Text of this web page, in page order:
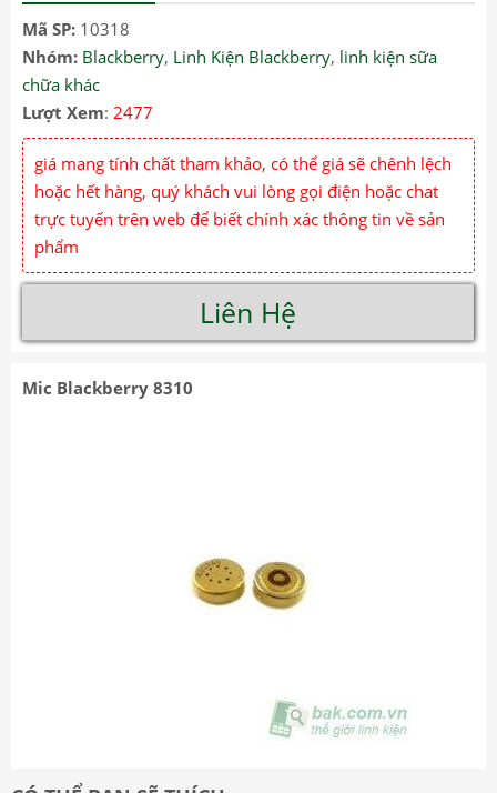
Mã SP: 10318
Nhóm: Blackberry, Linh Kiện Blackberry, linh kiện sữa
chữa khác
Lượt Xem: 2477
giá mang tính chất tham khảo, có thể giá sẽ chênh lệch
hoặc hết hàng, quý khách vui lòng gọi điện hoặc chat
trực tuyến trên web để biết chính xác thông tin về sản
phẩm
Liên Hệ
Mic Blackberry 8310